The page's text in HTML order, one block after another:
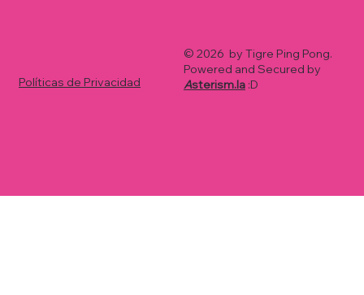
Políticas de Privacidad
© 2026 by Tigre Ping Pong.
Powered and Secured by
Asterism.la:D